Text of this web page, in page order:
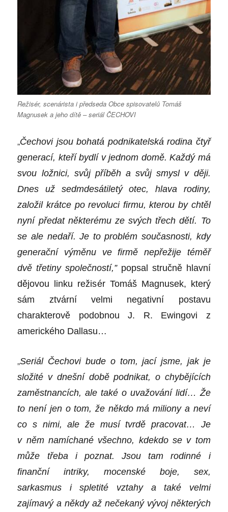
Režisér, scenárista i předseda Obce spisovatelů Tomáš
Magnusek a jeho dítě – seriál ČECHOVI
„Čechovi jsou bohatá podnikatelská rodina čtyř
generací, kteří bydlí v jednom domě. Každý má
svou ložnici, svůj příběh a svůj smysl v ději.
Dnes už sedmdesátiletý otec, hlava rodiny,
založil krátce po revoluci firmu, kterou by chtěl
nyní předat některému ze svých třech dětí. To
se ale nedaří. Je to problém současnosti, kdy
generační výměnu ve firmě nepřežije téměř
dvě třetiny společností,” popsal stručně hlavní
dějovou linku režisér Tomáš Magnusek, který
sám ztvární velmi negativní postavu
charakterově podobnou J. R. Ewingovi z
amerického Dallasu…
„Seriál Čechovi bude o tom, jací jsme, jak je
složité v dnešní době podnikat, o chybějících
zaměstnancích, ale takéo uvažování lidí… Že
to není jen o tom, že někdo má miliony a neví
cos nimi, ale že musí tvrdě pracovat… Je
vněm namíchané všechno, kdekdo se v tom
může třeba i poznat. Jsou tam rodinné i
finanční intriky, mocenské boje, sex,
sarkasmus ispletité vztahy a také velmi
zajímavý a někdy až nečekaný vývoj některých